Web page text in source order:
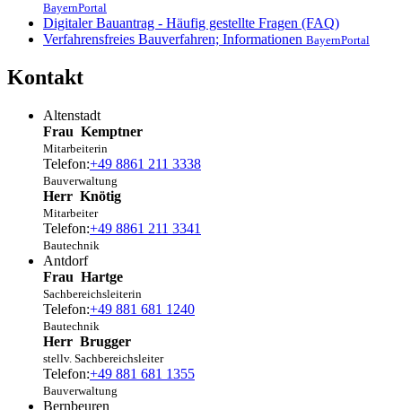
BayernPortal
Digitaler Bauantrag - Häufig gestellte Fragen (FAQ)
Verfahrensfreies Bauverfahren; Informationen BayernPortal
Kontakt
Altenstadt
Frau Kemptner
Mitarbeiterin
Telefon:+49 8861 211 3338
Bauverwaltung
Herr Knötig
Mitarbeiter
Telefon:+49 8861 211 3341
Bautechnik
Antdorf
Frau Hartge
Sachbereichsleiterin
Telefon:+49 881 681 1240
Bautechnik
Herr Brugger
stellv. Sachbereichsleiter
Telefon:+49 881 681 1355
Bauverwaltung
Bernbeuren